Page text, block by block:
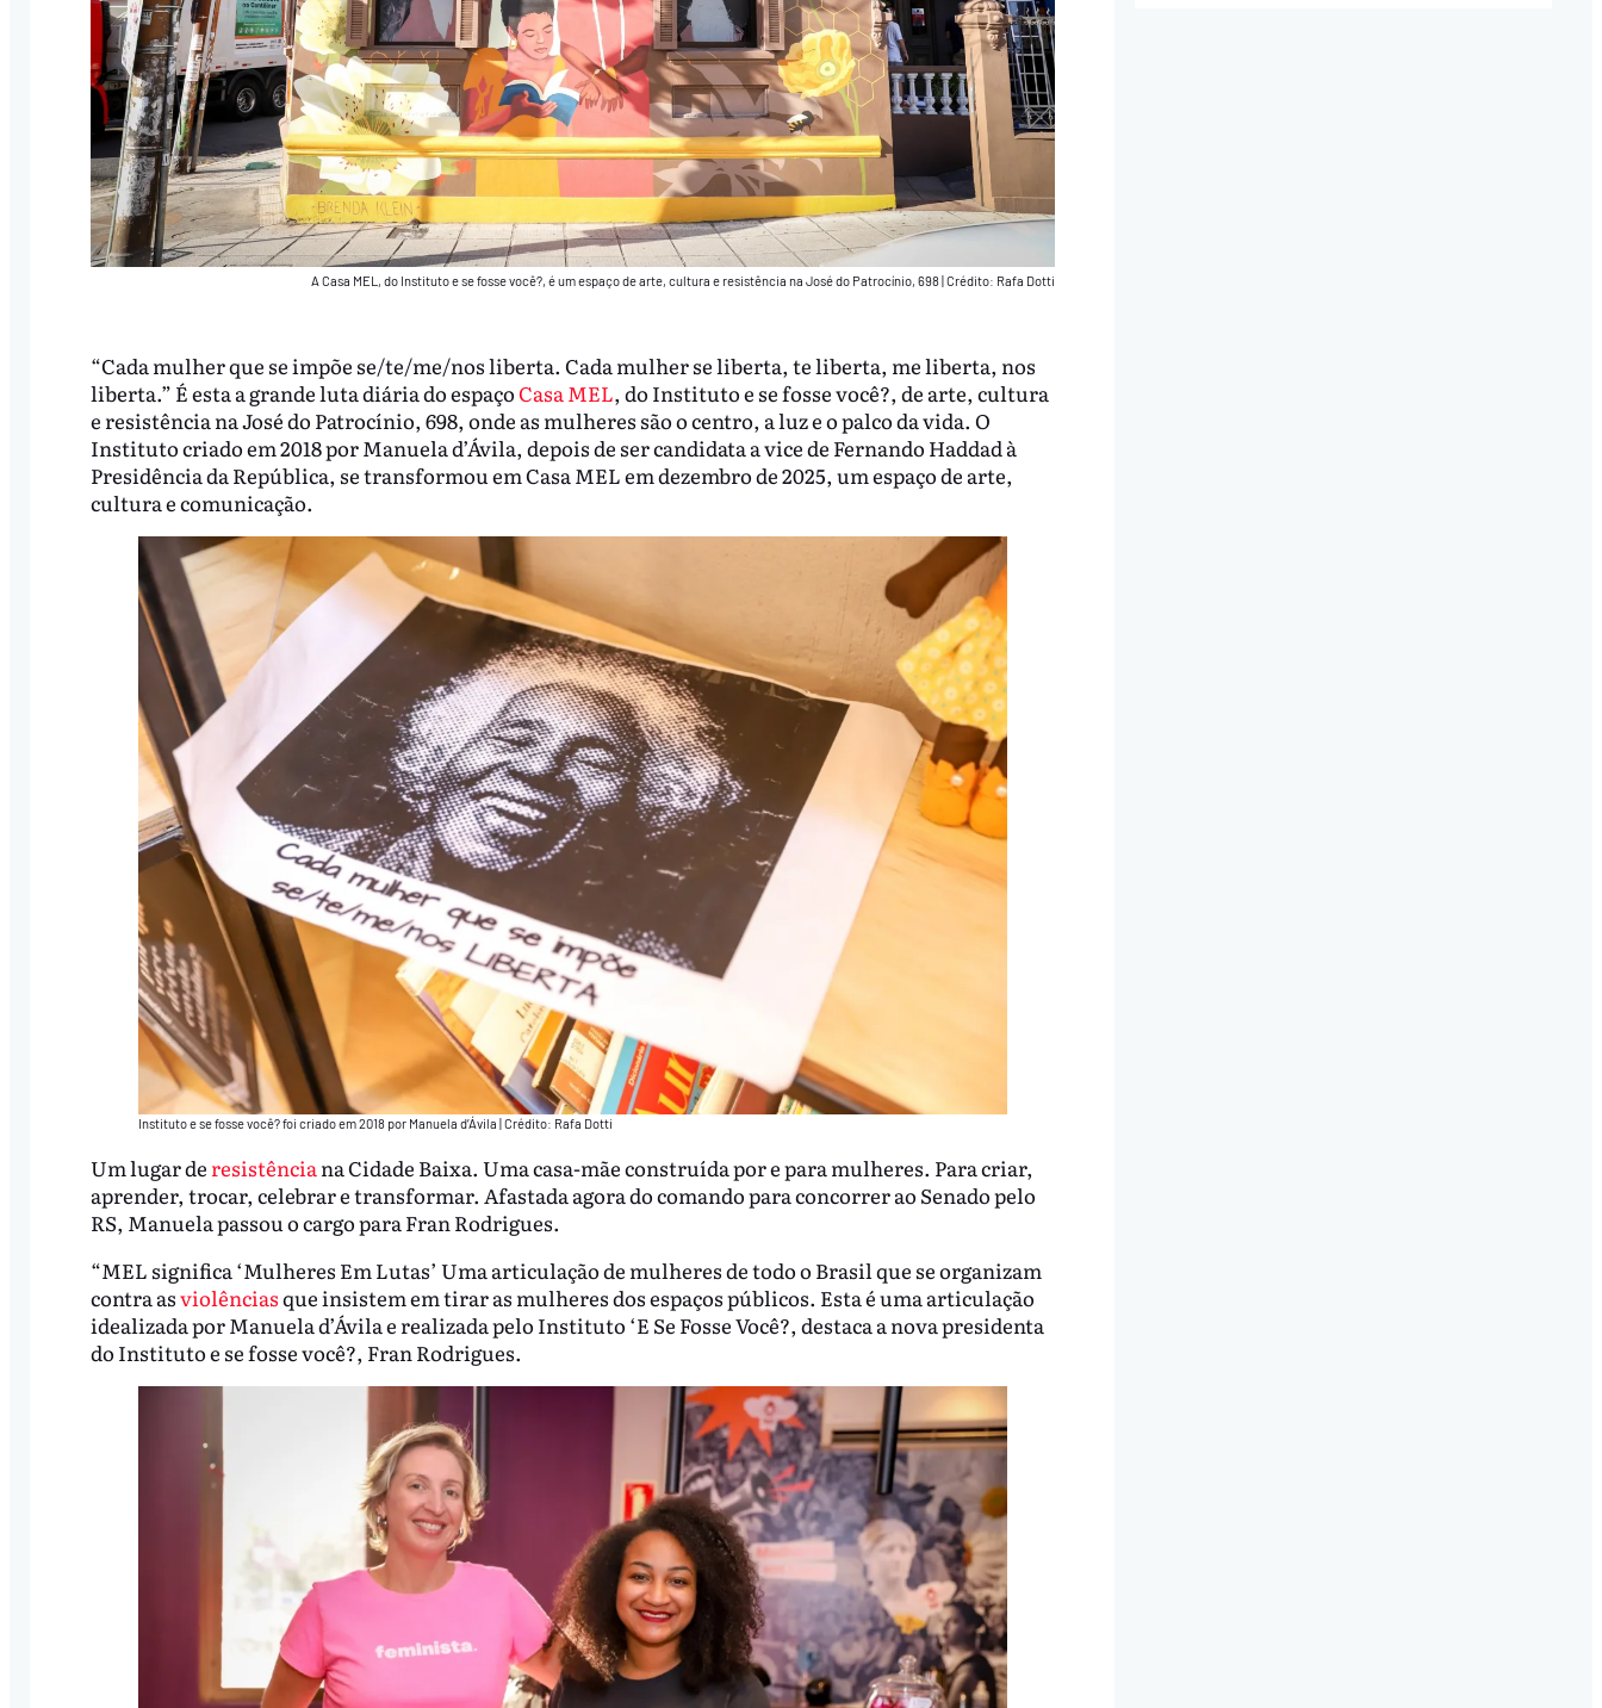
A Casa MEL, do Instituto e se fosse você?, é um espaço de arte, cultura e resistência na José do Patrocínio, 698 Crédito: Rafa Dotti
“Cada mulher que se impõe se/te/me/nos liberta. Cada mulher se liberta, te liberta, me liberta, nos
liberta.” É esta a grande luta diária do espaçoCasa MEL, do Instituto e se fosse você?, de arte, cultura
e resistência na José do Patrocínio, 698, onde as mulheres são o centro, a luz e o palco da vida. O
Instituto criado em 2018 por Manuela d’Ávila, depois de ser candidata a vice de Fernando Haddad à
Presidência da República, se transformou em Casa MEL em dezembro de 2025, um espaço de arte,
cultura e comunicação.
Instituto e se fosse você? foi criado em 2018 por Manuela d’Ávila | Crédito: Rafa Dotti
Um lugar de resistênciana Cidade Baixa. Uma casa-mãe construída por e para mulheres. Para criar,
aprender, trocar, celebrar e transformar. Afastada agora do comando para concorrer ao Senado pelo
RS, Manuela passou o cargo para Fran Rodrigues.
“MEL significa ‘Mulheres Em Lutas’ Uma articulação de mulheres de todo o Brasil que se organizam
contra asviolênciasque insistem em tirar as mulheres dos espaços públicos. Esta é uma articulação
idealizada por Manuela d’Ávila e realizada pelo Instituto ‘E Se Fosse Você?, destaca a nova presidenta
do Instituto e se fosse você?, Fran Rodrigues.